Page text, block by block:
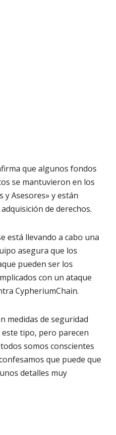
que algunos fondos
se mantuvieron en los
y Asesores» y están
de derechos.
está llevando a cabo una
asegura que los
pueden ser los
con un ataque
CypheriumChain.
medidas de seguridad
tipo, pero parecen
somos conscientes
que puede que
detalles muy